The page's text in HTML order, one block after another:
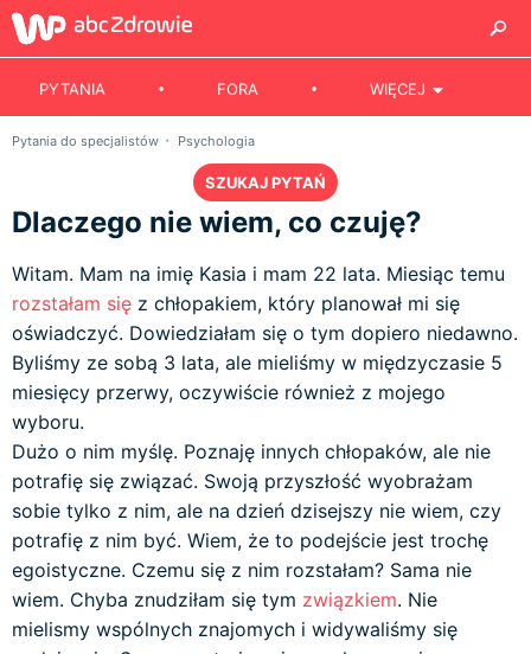
PYTANIA FORA WIĘCEJ
Pytania do specjalistów Psychologia
SZUKAJ PYTAŃ
Dlaczego nie wiem, co czuję?
Witam. Mam na imię Kasia i mam 22 lata. Miesiąc temu
rozstałam się z chłopakiem, który planował mi się
oświadczyć. Dowiedziałam się o tym dopiero niedawno.
Byliśmy ze sobą 3 lata, ale mieliśmy w międzyczasie 5
miesięcy przerwy, oczywiście również z mojego
wyboru.
Dużo o nim myślę. Poznaję innych chłopaków, ale nie
potrafię się związać. Swoją przyszłość wyobrażam
sobie tylko z nim, ale na dzień dzisejszy nie wiem, czy
potrafię z nim być. Wiem, że to podejście jest trochę
egoistyczne. Czemu się z nim rozstałam? Sama nie
wiem. Chyba znudziłam się tym związkiem. Nie
mielismy wspólnych znajomych i widywaliśmy się